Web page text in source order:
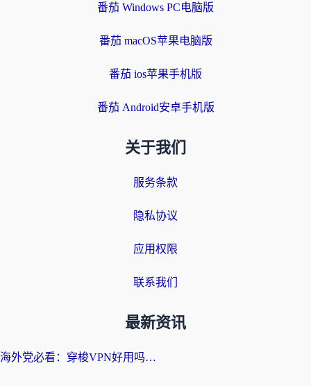
番茄 Windows PC电脑版
番茄 macOS苹果电脑版
番茄 ios苹果手机版
番茄 Android安卓手机版
关于我们
服务条款
隐私协议
应用权限
联系我们
最新资讯
海外党必看：穿梭VPN好用吗？和云帆VPN对比哪个回国效果更好？附真实测评+避坑指南